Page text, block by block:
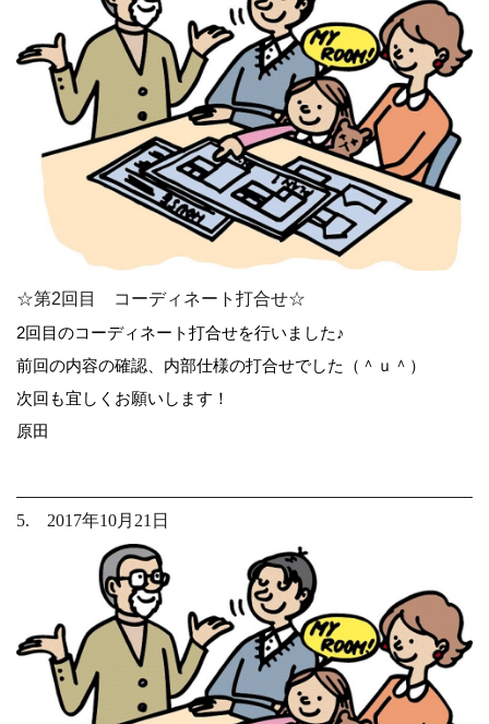
☆第2回目 コーディネート打合せ☆
2回目のコーディネート打合せを行いました♪
前回の内容の確認、内部仕様の打合せでした（＾ｕ＾）
次回も宜しくお願いします！
原田
5. 2017年10月21日